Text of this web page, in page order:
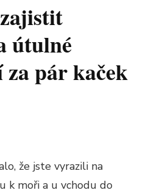
útulné
pár kaček
že jste vyrazili na
k moři a u vchodu do